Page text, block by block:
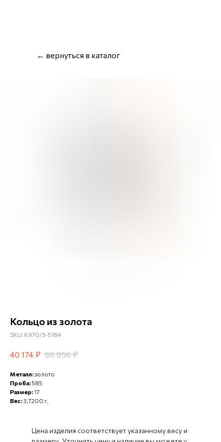
← вернуться в каталог
Кольцо из золота
SKU: К970/3-5184
40 174 ₽ 66 956 ₽
Металл:золото
Проба:585
Размер:17
Вес:3,7200 г.
Цена изделия соответствует указанному весу и